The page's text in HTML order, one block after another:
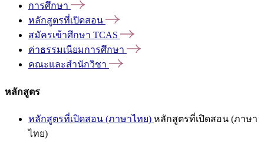
การศึกษา
หลักสูตรที่เปิดสอน
สมัครเข้าศึกษา TCAS
ค่าธรรมเนียมการศึกษา
คณะและสำนักวิชา
หลักสูตร
หลักสูตรที่เปิดสอน (ภาษาไทย) หลักสูตรที่เปิดสอน (ภาษา
ไทย)